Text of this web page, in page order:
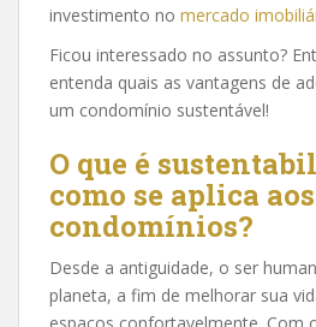
investimento no mercado
Ficou interessado no assunto?
entenda quais as vantagens de
um condomínio sustentável!
O que é
como se aplica aos
condomínios?
Desde a antiguidade, o ser
planeta, a fim de melhorar sua
espaços confortavelmente. Com